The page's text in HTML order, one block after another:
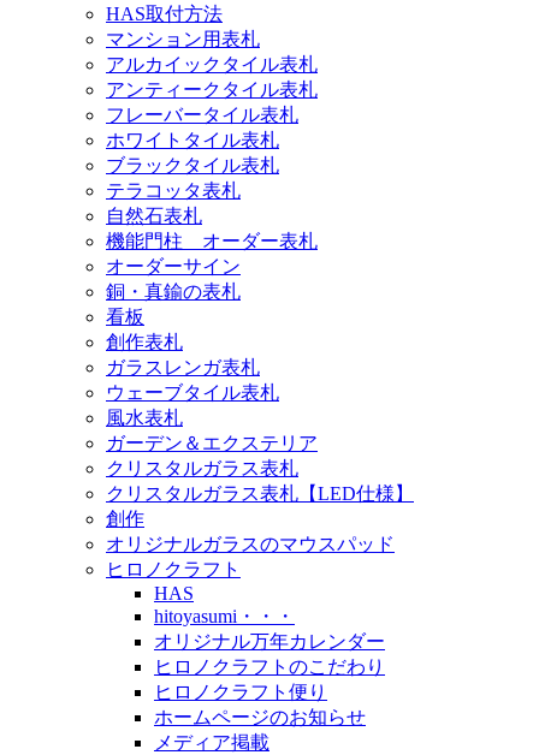
HAS取付方法
マンション用表札
アルカイックタイル表札
アンティークタイル表札
フレーバータイル表札
ホワイトタイル表札
ブラックタイル表札
テラコッタ表札
自然石表札
機能門柱 オーダー表札
オーダーサイン
銅・真鍮の表札
看板
創作表札
ガラスレンガ表札
ウェーブタイル表札
風水表札
ガーデン＆エクステリア
クリスタルガラス表札
クリスタルガラス表札【LED仕様】
創作
オリジナルガラスのマウスパッド
ヒロノクラフト
HAS
hitoyasumi・・・
オリジナル万年カレンダー
ヒロノクラフトのこだわり
ヒロノクラフト便り
ホームページのお知らせ
メディア掲載